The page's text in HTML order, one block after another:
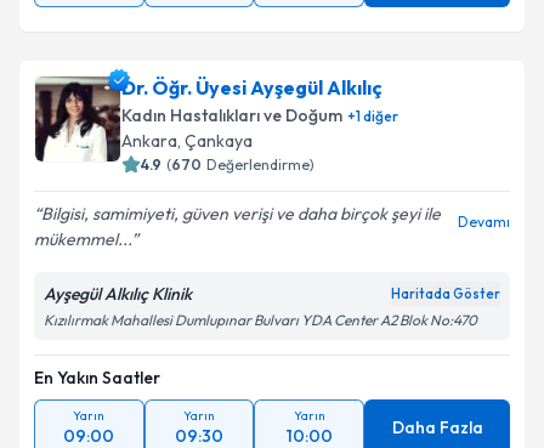
Dr. Öğr. Üyesi Ayşegül Alkılıç
Kadın Hastalıkları ve Doğum +1diğer
Ankara, Çankaya
4.9 (670 Değerlendirme)
Bilgisi, samimiyeti, güven verişi ve daha birçok şeyi ile
mükemmel...
Devamı
Ayşegül Alkılıç Klinik Haritada Göster
Kızılırmak Mahallesi Dumlupınar Bulvarı YDA Center A2 Blok No:470
En Yakın Saatler
Yarın
09:00
Yarın
09:30
Yarın
10:00 Daha Fazla